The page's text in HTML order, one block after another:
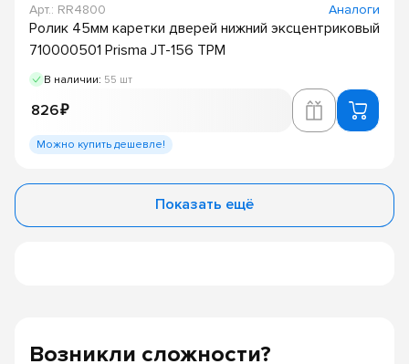
Арт.: RR4800 Аналоги
Ролик 45мм каретки дверей нижний эксцентриковый
710000501 Prisma JT-156 TPM
В наличии: 55 шт
826 ₽
Можно купить дешевле!
Показать ещё
Возникли сложности?